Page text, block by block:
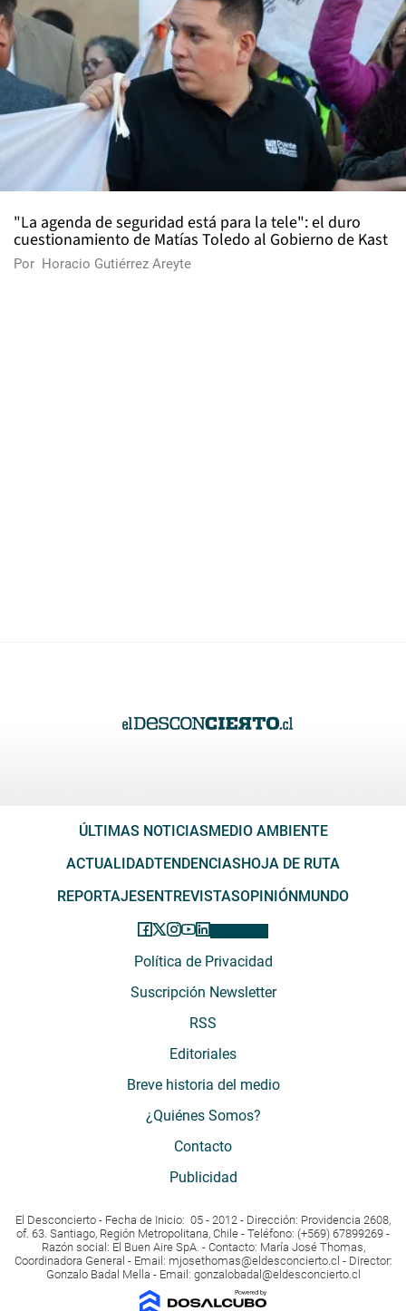
"La agenda de seguridad está para la tele": el duro
cuestionamiento de Matías Toledo al Gobierno de Kast
Por Horacio Gutiérrez Areyte
ÚLTIMAS NOTICIASMEDIO AMBIENTE
ACTUALIDADTENDENCIASHOJA DE RUTA
REPORTAJESENTREVISTASOPINIÓNMUNDO
Política de Privacidad
Suscripción Newsletter
RSS
Editoriales
Breve historia del medio
¿Quiénes Somos?
Contacto
Publicidad
El Desconcierto - Fecha de Inicio: 05 - 2012 - Dirección: Providencia 2608,
of. 63. Santiago, Región Metropolitana, Chile - Teléfono: (+569) 67899269 -
Razón social: El Buen Aire SpA. - Contacto: María José Thomas,
Coordinadora General - Email: mjosethomas@eldesconcierto.cl - Director:
Gonzalo Badal Mella - Email: gonzalobadal@eldesconcierto.cl